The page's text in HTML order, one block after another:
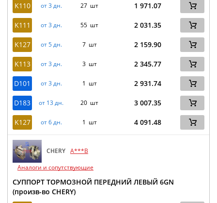
K110 от 3 дн. 27 шт 1 971.07
K111 от 3 дн. 55 шт 2 031.35
K127 от 5 дн. 7 шт 2 159.90
K113 от 3 дн. 3 шт 2 345.77
D101 от 3 дн. 1 шт 2 931.74
D183 от 13 дн. 20 шт 3 007.35
K127 от 6 дн. 1 шт 4 091.48
CHERY A***B
Аналоги и сопутствующие
СУППОРТ ТОРМОЗНОЙ ПЕРЕДНИЙ ЛЕВЫЙ 6GN
(произв-во CHERY)